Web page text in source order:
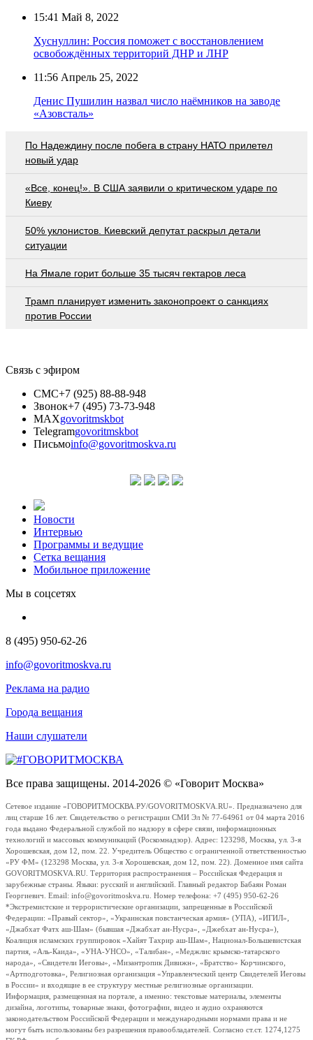
15:41 Май 8, 2022
Хуснуллин: Россия поможет с восстановлением
освобождённых территорий ДНР и ЛНР
11:56 Апрель 25, 2022
Денис Пушилин назвал число наёмников на заводе
«Азовсталь»
По Надеждину после побега в страну НАТО прилетел
новый удар
«Все, конец!». В США заявили о критическом ударе по
Киеву
50% уклонистов. Киевский депутат раскрыл детали
ситуации
На Ямале горит больше 35 тысяч гектаров леса
Трамп планирует изменить законопроект о санкциях
против России
Связь с эфиром
СМС+7 (925) 88-88-948
Звонок+7 (495) 73-73-948
MAXgovoritmskbot
Telegramgovoritmskbot
Письмоinfo@govoritmoskva.ru
Новости
Интервью
Программы и ведущие
Сетка вещания
Мобильное приложение
Мы в соцсетях
8 (495) 950-62-26
info@govoritmoskva.ru
Реклама на радио
Города вещания
Наши слушатели
Все права защищены. 2014-2026 © «Говорит Москва»
Сетевое издание «ГОВОРИТМОСКВА.РУ/GOVORITMOSKVA.RU». Предназначено для
лиц старше 16 лет. Свидетельство о регистрации СМИ Эл № 77-64961 от 04 марта 2016
года выдано Федеральной службой по надзору в сфере связи, информационных
технологий и массовых коммуникаций (Роскомнадзор). Адрес: 123298, Москва, ул. 3-я
Хорошевская, дом 12, пом. 22. Учредитель Общество с ограниченной ответственностью
«РУ ФМ» (123298 Москва, ул. 3-я Хорошевская, дом 12, пом. 22). Доменное имя сайта
GOVORITMOSKVA.RU. Территория распространения – Российская Федерация и
зарубежные страны. Языки: русский и английский. Главный редактор Бабаян Роман
Георгиевич. Email: info@govoritmoskva.ru. Номер телефона: +7 (495) 950-62-26
*Экстремистские и террористические организации, запрещенные в Российской
Федерации: «Правый сектор», «Украинская повстанческая армия» (УПА), «ИГИЛ»,
«Джабхат Фатх аш-Шам» (бывшая «Джабхат ан-Нусра», «Джебхат ан-Нусра»),
Коалиция исламских группировок «Хайят Тахрир аш-Шам», Национал-Большевистская
партия, «Аль-Каида», «УНА-УНСО», «Талибан», «Меджлис крымско-татарского
народа», «Свидетели Иеговы», «Мизантропик Дивижн», «Братство» Корчинского,
«Артподготовка», Религиозная организация «Управленческий центр Свидетелей Иеговы
в России» и входящие в ее структуру местные религиозные организации.
Информация, размещенная на портале, а именно: текстовые материалы, элементы
дизайна, логотипы, товарные знаки, фотографии, видео и аудио охраняются
законодательством Российской Федерации и международными нормами права и не
могут быть использованы без разрешения правообладателей. Согласно ст.ст. 1274,1275